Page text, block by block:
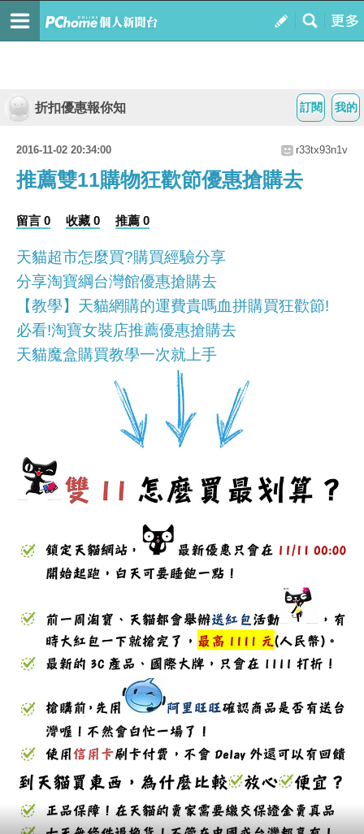
我的
訂閱
折扣優惠報你知
2016-11-02 20:34:00 r33tx93n1v
推薦雙11購物狂歡節優惠搶購去
留言 0 收藏 0 推薦 0
天貓超市怎麼買?購買經驗分享
分享淘寶綱台灣館優惠搶購去
【教學】天貓網購的運費貴嗎血拼購買狂歡節!
必看!淘寶女裝店推薦優惠搶購去
天貓魔盒購買教學一次就上手